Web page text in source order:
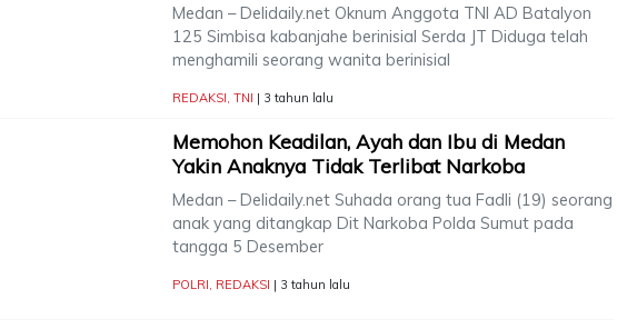
Medan – Delidaily.net Oknum Anggota TNI AD Batalyon
125 Simbisa kabanjahe berinisial Serda JT Diduga telah
menghamili seorang wanita berinisial
REDAKSI,TNI | 3 tahun lalu
Memohon Keadilan, Ayah dan Ibu di Medan
Yakin Anaknya Tidak Terlibat Narkoba
Medan – Delidaily.net Suhada orang tua Fadli (19) seorang
anak yang ditangkap Dit Narkoba Polda Sumut pada
tangga 5 Desember
POLRI, REDAKSI | 3 tahun lalu